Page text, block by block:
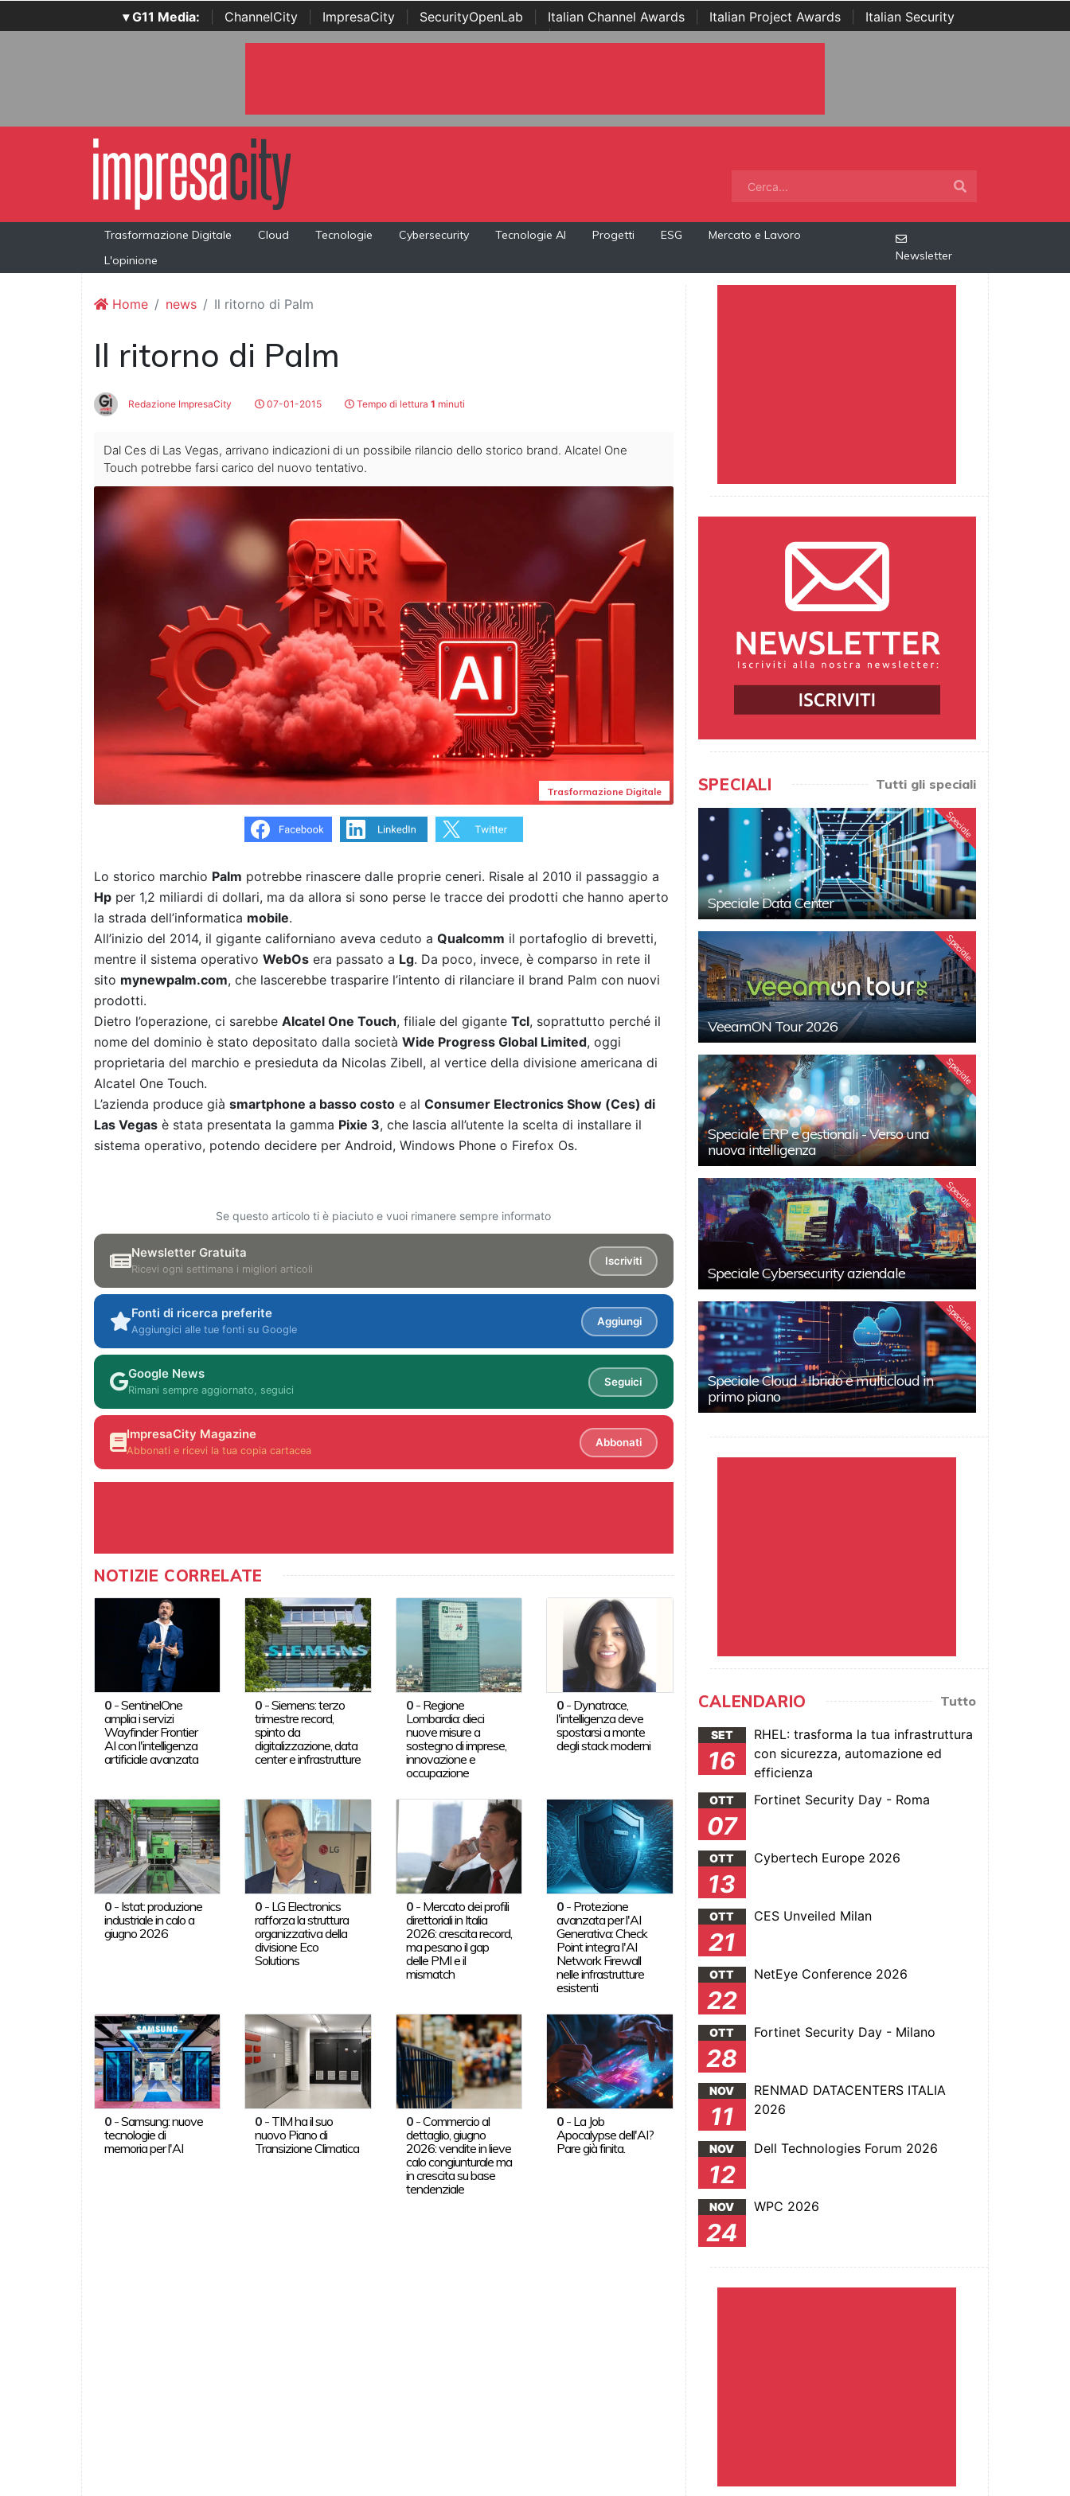
▾ G11 Media: ChannelCity ImpresaCity SecurityOpenLab Italian Channel Awards Italian Project Awards
Italian Security
Awards | ...
Trasformazione Digitale Cloud Tecnologie Cybersecurity Tecnologie AI Progetti ESG
Mercato e Lavoro
L'opinione
Newsletter
Home news Il ritorno di Palm
Il ritorno di Palm
Redazione ImpresaCity 07-01-2015 Tempo di lettura 1 minuti
Dal Ces di Las Vegas, arrivano indicazioni di un possibile rilancio dello storico brand. Alcatel One
Touch potrebbe farsi carico del nuovo tentativo.
Trasformazione Digitale
Lo storico marchio Palm potrebbe rinascere dalle proprie ceneri. Risale al 2010 il passaggio a
Hp per 1,2 miliardi di dollari, ma da allora si sono perse le tracce dei prodotti che hanno aperto
la strada dell’informatica mobile.
All’inizio del 2014, il gigante californiano aveva ceduto a Qualcomm il portafoglio di brevetti,
mentre il sistema operativo WebOs era passato a Lg. Da poco, invece, è comparso in rete il
sito mynewpalm.com, che lascerebbe trasparire l’intento di rilanciare il brand Palm con nuovi
prodotti.
Dietro l’operazione, ci sarebbe Alcatel One Touch, filiale del gigante Tcl, soprattutto perché il
nome del dominio è stato depositato dalla società Wide Progress Global Limited, oggi
proprietaria del marchio e presieduta da Nicolas Zibell, al vertice della divisione americana di
Alcatel One Touch.
L’azienda produce già smartphone a basso costo e al Consumer Electronics Show (Ces) di
Las Vegas è stata presentata la gamma Pixie 3, che lascia all’utente la scelta di installare il
sistema operativo, potendo decidere per Android, Windows Phone o Firefox Os.
Se questo articolo ti è piaciuto e vuoi rimanere sempre informato
Newsletter Gratuita
Ricevi ogni settimana i migliori articoli
Iscriviti
Fonti di ricerca preferite
Aggiungici alle tue fonti su Google
Aggiungi
Google News
Rimani sempre aggiornato, seguici
Seguici
ImpresaCity Magazine
Abbonati e ricevi la tua copia cartacea
Abbonati
NOTIZIE CORRELATE
0-SentinelOne
amplia i servizi
Wayfinder Frontier
AI con l'intelligenza
artificiale avanzata
0 -Siemens: terzo
trimestre record,
spinto da
digitalizzazione, data
center e infrastrutture
0- Regione
Lombardia: dieci
nuove misure a
sostegno di imprese,
innovazione e
occupazione
0 - Dynatrace,
l'intelligenza deve
spostarsi a monte
degli stack moderni
0- Istat: produzione
industriale in calo a
giugno 2026
0 - LG Electronics
rafforza la struttura
organizzativa della
divisione Eco
Solutions
0- Mercato dei profili
direttoriali in Italia
2026: crescita record,
ma pesano il gap
delle PMI e il
mismatch
0 - Protezione
avanzata per l'AI
Generativa: Check
Point integra l'AI
Network Firewall
nelle infrastrutture
esistenti
0-Samsung: nuove
tecnologie di
memoria per l'AI
0 - TIM ha il suo
nuovo Piano di
Transizione Climatica
0-Commercio al
dettaglio, giugno
2026: vendite in lieve
calo congiunturale ma
in crescita su base
tendenziale
0 - La Job
Apocalypse dell'AI?
Pare già finita.
SPECIALI Tutti gli speciali
Speciale
Speciale Data Center
Speciale
VeeamON Tour 2026
Speciale
Speciale ERP e gestionali - Verso una
nuova intelligenza
Speciale
Speciale Cybersecurity aziendale
Speciale
Speciale Cloud - Ibrido e multicloud in
primo piano
CALENDARIO Tutto
SET
16
RHEL: trasforma la tua infrastruttura
con sicurezza, automazione ed
efficienza
OTT
07
Fortinet Security Day - Roma
OTT
13
Cybertech Europe 2026
OTT
21
CES Unveiled Milan
OTT
22
NetEye Conference 2026
OTT
28
Fortinet Security Day - Milano
NOV
11
RENMAD DATACENTERS ITALIA
2026
NOV
12
Dell Technologies Forum 2026
NOV
24
WPC 2026